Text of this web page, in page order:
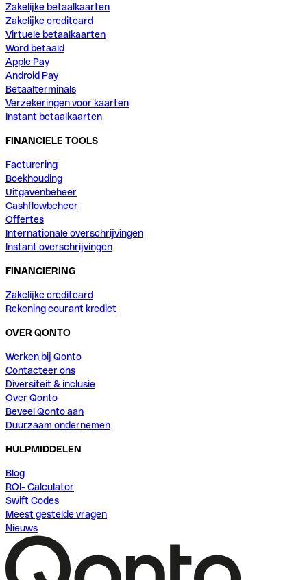
Zakelijke betaalkaarten
Zakelijke creditcard
Virtuele betaalkaarten
Word betaald
Apple Pay
Android Pay
Betaalterminals
Verzekeringen voor kaarten
Instant betaalkaarten
FINANCIELE TOOLS
Facturering
Boekhouding
Uitgavenbeheer
Cashflowbeheer
Offertes
Internationale overschrijvingen
Instant overschrijvingen
FINANCIERING
Zakelijke creditcard
Rekening courant krediet
OVER QONTO
Werken bij Qonto
Contacteer ons
Diversiteit & inclusie
Over Qonto
Beveel Qonto aan
Duurzaam ondernemen
HULPMIDDELEN
Blog
ROI- Calculator
Swift Codes
Meest gestelde vragen
Nieuws